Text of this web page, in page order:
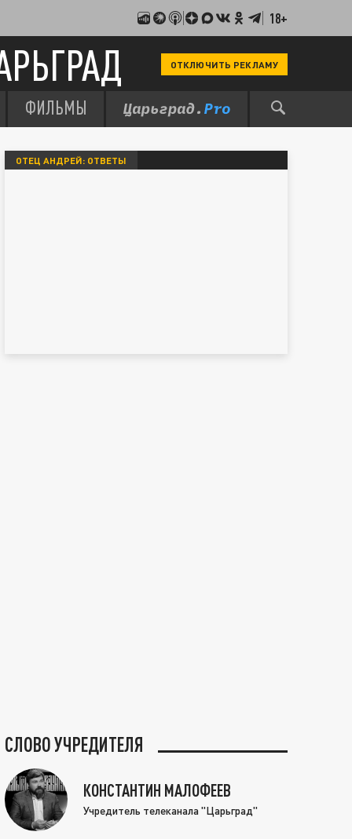
18+
ОТКЛЮЧИТЬ РЕКЛАМУ
ФИЛЬМЫ
ОТЕЦ АНДРЕЙ: ОТВЕТЫ
СЛОВО УЧРЕДИТЕЛЯ
КОНСТАНТИН МАЛОФЕЕВ
Учредитель телеканала "Царьград"